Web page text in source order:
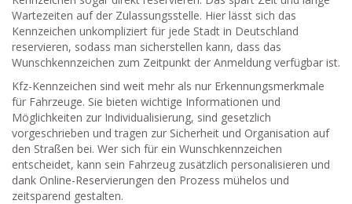
Wartezeiten auf der Zulassungsstelle. Hier lässt sich das
Kennzeichen unkompliziert für jede Stadt in Deutschland
reservieren, sodass man sicherstellen kann, dass das
Wunschkennzeichen zum Zeitpunkt der Anmeldung verfügbar ist.
Kfz-Kennzeichen sind weit mehr als nur Erkennungsmerkmale
für Fahrzeuge. Sie bieten wichtige Informationen und
Möglichkeiten zur Individualisierung, sind gesetzlich
vorgeschrieben und tragen zur Sicherheit und Organisation auf
den Straßen bei. Wer sich für ein Wunschkennzeichen
entscheidet, kann sein Fahrzeug zusätzlich personalisieren und
dank Online-Reservierungen den Prozess mühelos und
zeitsparend gestalten.